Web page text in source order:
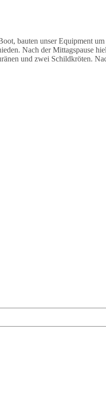
Wasser. Wir tauchten
bauten unser Equipment
Nach der Mittagspause
und zwei Schildkröten.